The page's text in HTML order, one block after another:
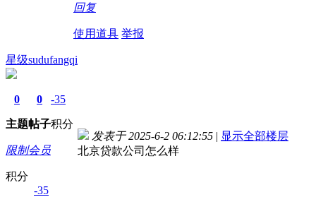
回复
使用道具 举报
星级sudufangqi
0
主题
0
帖子
-35
积分
限制会员
积分
-35
发表于 2025-6-2 06:12:55 | 显示全部楼层
北京贷款公司怎么样